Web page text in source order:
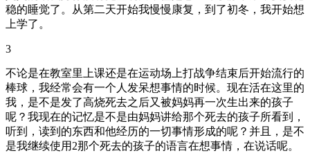
稳的睡觉了。从第二天开始我慢慢康复，到了初冬，我开始想
上学了。
3
不论是在教室里上课还是在运动场上打战争结束后开始流行的
棒球，我经常会有一个人发呆想事情的时候。现在活在这里的
我，是不是发了高烧死去之后又被妈妈再一次生出来的孩子
呢？我现在的记忆是不是由妈妈讲给那个死去的孩子所看到，
听到，读到的东西和他经历的一切事情形成的呢？并且，是不
是我继续使用2那个死去的孩子的语言在想事情，在说话呢。